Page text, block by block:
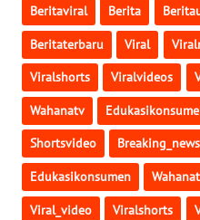
Beritaviral Berita
Beritaterbaru Viral
Viralshorts Viralvideos
Wahanatv
Shortsvideo Breaking_news
Edukasikonsumen
Viral_video Viralshorts
WN
LAMPUNG
WN
JATENG
WN
NUSANTARA
WN